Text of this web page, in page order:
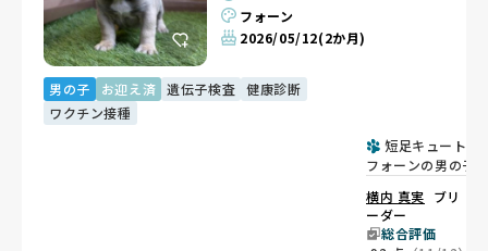
フォーン
2026/05/12(2か月)
男の子 お迎え済 遺伝子検査
健康診断
ワクチン接種
短足キュートな
フォーンの男の子
横内 真実 ブリ
ーダー
総合評価